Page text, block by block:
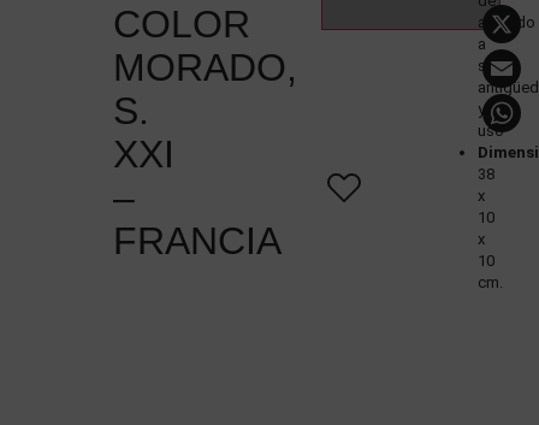
COLOR
MORADO,
S.
XXI
–
FRANCIA
acuerdo
a
su
y
uso
38
x
10
x
10
cm.